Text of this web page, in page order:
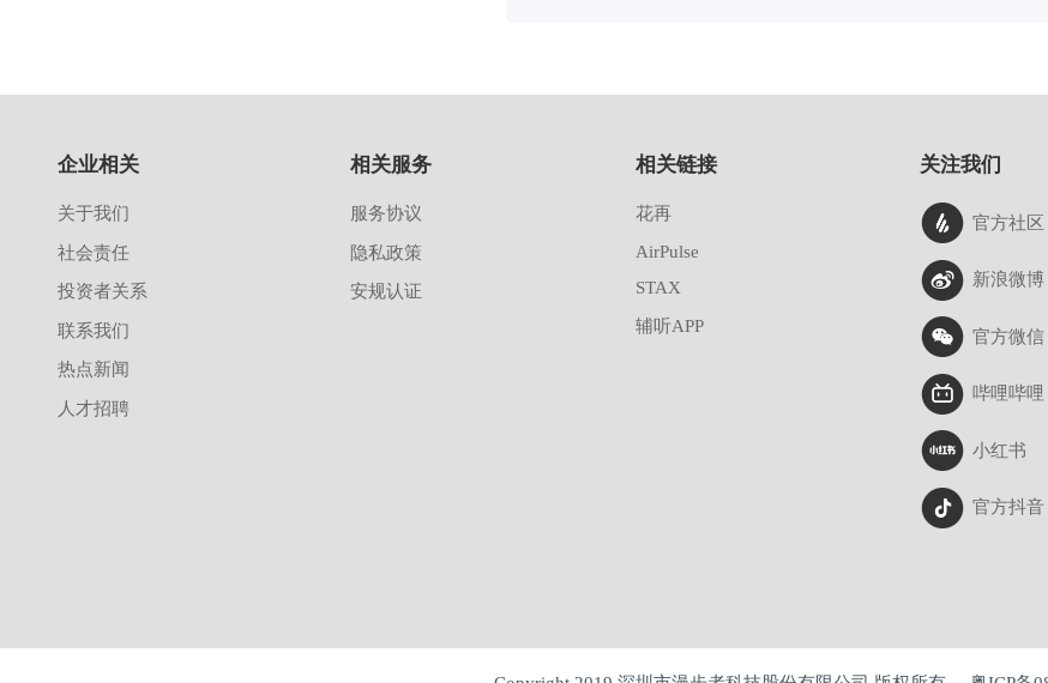
企业相关
关于我们
社会责任
投资者关系
联系我们
热点新闻
人才招聘
相关服务
服务协议
隐私政策
安规认证
相关链接
花再
AirPulse
STAX
辅听APP
关注我们
官方社区
新浪微博
官方微信
哔哩哔哩
小红书
官方抖音